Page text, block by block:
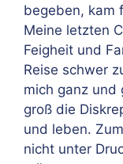
begeben, kam
Meine letzten
Feigheit und
Reise schwer
mich ganz und
groß die
und leben.
nicht unter